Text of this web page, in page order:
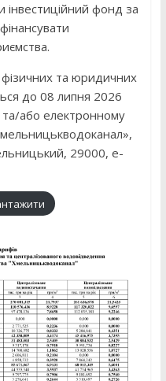
інвестиційний фонд за
фізичних та юридичних
до 08 липня 2026
або електронному
29000, e-